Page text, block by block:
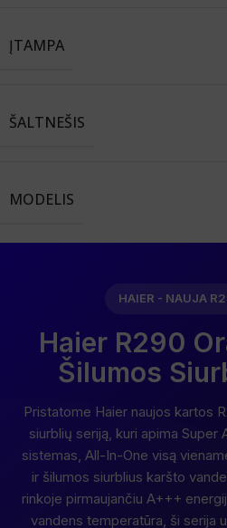
ĮTAMPA
ŠALTNEŠIS
MODELIS
HAIER - NAUJA
Haier R290
Šilumos
Pristatome Haier naujos kartos
siurblių seriją, kuri apima Super
sistemas, All-In-One visą
ir šilumos siurblius karšto
rinkoje pirmaujančiu A+++
vandens temperatūra, ši serija